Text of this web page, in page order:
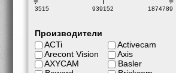
3515 939152 1874789
Производители
ACTi
Arecont Vision
AXYCAM
Activecam
Axis
Basler